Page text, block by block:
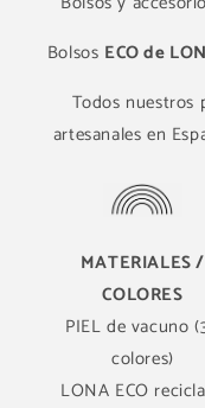
Bolsos ECO de
Todos nuestros
artesanales en
MATERIALES /
COLORES
PIEL de vacuno
colores)
LONA ECO